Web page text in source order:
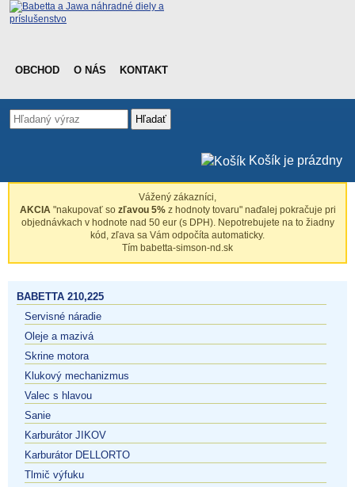
OBCHOD O NÁS KONTAKT
Hľadať
Košík je prázdny
Vážený zákazníci,
AKCIA"nakupovať so zľavou 5%z hodnoty tovaru" naďalej pokračuje pri
objednávkach v hodnote nad 50 eur (s DPH). Nepotrebujete na to žiadny
kód, zľava sa Vám odpočíta automaticky.
Tím babetta-simson-nd.sk
BABETTA 210,225
Servisné náradie
Oleje a mazivá
Skrine motora
Klukový mechanizmus
Valec s hlavou
Sanie
Karburátor JIKOV
Karburátor DELLORTO
Tlmič výfuku